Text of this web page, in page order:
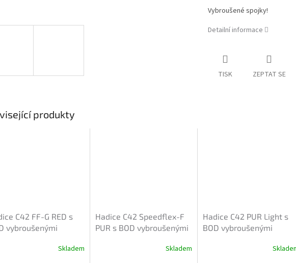
Vybroušené spojky!
Detailní informace
TISK ZEPTAT SE
produkty
C42 FF-G RED s
vybroušenými
Skladem
Hadice C42 Speedflex-F
PUR s BOD vybroušenými
Skladem
Hadice C42 PUR Light s
BOD vybroušenými